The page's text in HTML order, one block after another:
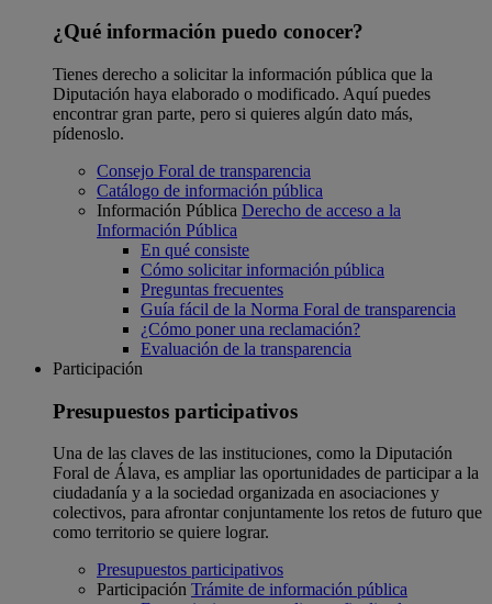
¿Qué información puedo conocer?
Tienes derecho a solicitar la información pública que la
Diputación haya elaborado o modificado. Aquí puedes
encontrar gran parte, pero si quieres algún dato más,
pídenoslo.
Consejo Foral de transparencia
Catálogo de información pública
Información Pública Derecho de acceso a la
Información Pública
En qué consiste
Cómo solicitar información pública
Preguntas frecuentes
Guía fácil de la Norma Foral de transparencia
¿Cómo poner una reclamación?
Evaluación de la transparencia
Participación
Presupuestos participativos
Una de las claves de las instituciones, como la Diputación
Foral de Álava, es ampliar las oportunidades de participar a la
ciudadanía y a la sociedad organizada en asociaciones y
colectivos, para afrontar conjuntamente los retos de futuro que
como territorio se quiere lograr.
Presupuestos participativos
Participación Trámite de información pública